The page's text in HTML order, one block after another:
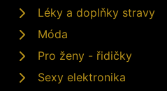
Léky a doplňky stravy
Móda
Pro ženy - řidičky
Sexy elektronika